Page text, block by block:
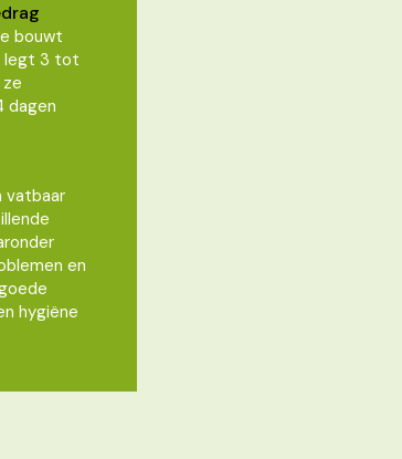
bouwt
legt 3 tot
dagen
vatbaar
en
hygiëne